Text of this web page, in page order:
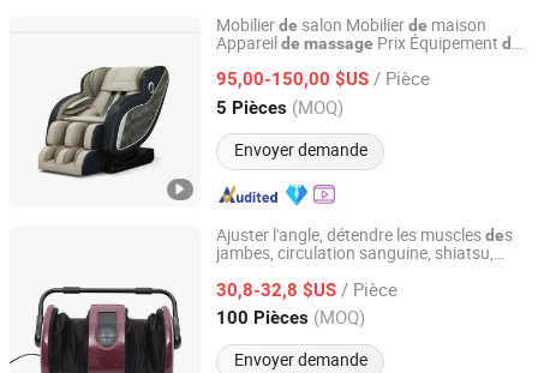
Mobilierde salon Mobilierde maison
Appareilde massage Prix Équipement de
95,00-150,00 $US / Pièce
5 Pièces (MOQ)
Envoyer demande
Shanghai Brother Medical Manufacturer Co., Ltd.
Shanghai, China Depuis 2019
Ajuster l'angle, détendre les musclesdes
jambes, circulation sanguine, shiatsu,
massagedes pieds etde
30,8-32,8 $US / Pièce
100 Pièces (MOQ)
Envoyer demande
Yongkang Zhengqi Fitness Equipment Co., Ltd.
Zhejiang, China Depuis 2014